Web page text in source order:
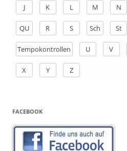
J K L M N
QU R S Sch St
Tempokontrollen U V
X Y Z
FACEBOOK